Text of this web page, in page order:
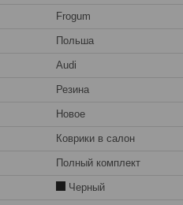
Frogum
Польша
Audi
Резина
Новое
Коврики в салон
Полный комплект
Черный